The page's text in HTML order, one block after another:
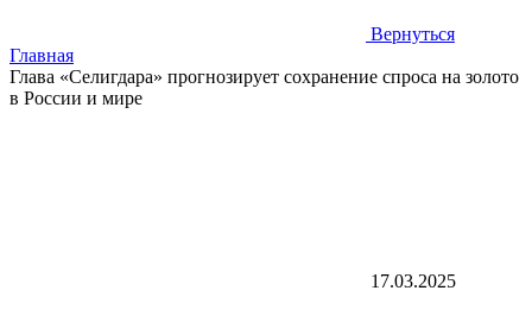
Вернуться
Главная
Глава «Селигдара» прогнозирует сохранение спроса на золото
в России и мире
17.03.2025